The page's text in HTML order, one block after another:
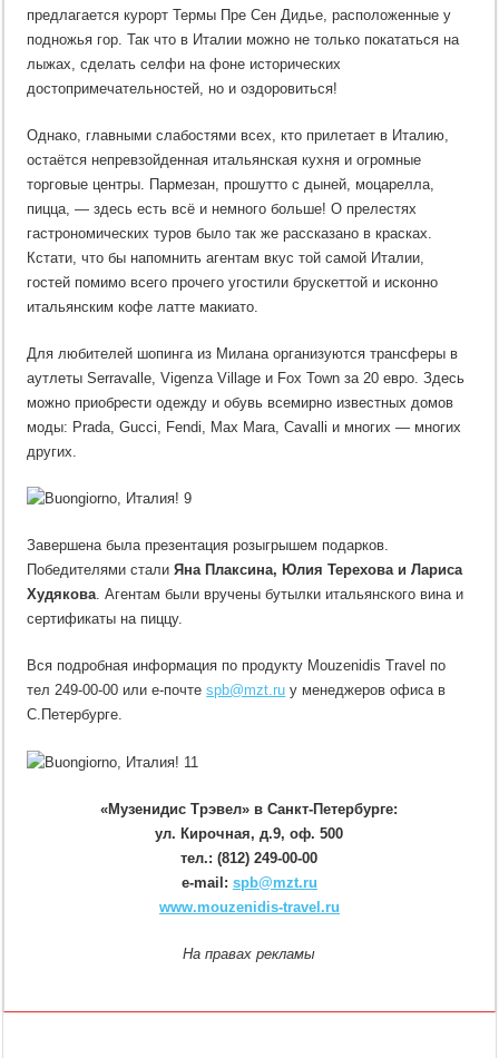
предлагается курорт Термы Пре Сен Дидье, расположенные у
подножья гор. Так что в Италии можно не только покататься на
лыжах, сделать селфи на фоне исторических
достопримечательностей, но и оздоровиться!
Однако, главными слабостями всех, кто прилетает в Италию,
остаётся непревзойденная итальянская кухня и огромные
торговые центры. Пармезан, прошутто с дыней, моцарелла,
пицца, — здесь есть всё и немного больше! О прелестях
гастрономических туров было так же рассказано в красках.
Кстати, что бы напомнить агентам вкус той самой Италии,
гостей помимо всего прочего угостили брускеттой и исконно
итальянским кофе латте макиато.
Для любителей шопинга из Милана организуются трансферы в
аутлеты Serravalle, Vigenza Village и Fox Town за 20 евро. Здесь
можно приобрести одежду и обувь всемирно известных домов
моды: Prada, Gucci, Fendi, Max Mara, Cavalli и многих — многих
других.
Завершена была презентация розыгрышем подарков.
Победителями сталиЯна Плаксина, Юлия Терехова и Лариса
Худякова. Агентам были вручены бутылки итальянского вина и
сертификаты на пиццу.
Вся подробная информация по продукту Mouzenidis Travel по
тел 249-00-00 или е-почтеspb@mzt.ru у менеджеров офиса в
С.Петербурге.
«Музенидис Трэвел» в Санкт-Петербурге:
ул. Кирочная, д.9, оф. 500
тел.: (812) 249-00-00
e-mail: spb@mzt.ru
www.mouzenidis-travel.ru
На правах рекламы